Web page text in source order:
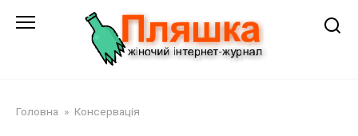
Головна » Консервація